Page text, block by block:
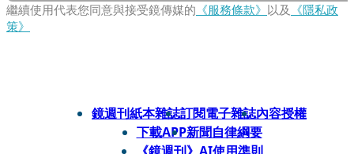
繼續使用代表您同意與接受鏡傳媒的 《服務條款》 以及 《隱私政
策》
鏡週刊紙本雜誌訂閱電子雜誌內容授權
下載APP新聞自律綱要